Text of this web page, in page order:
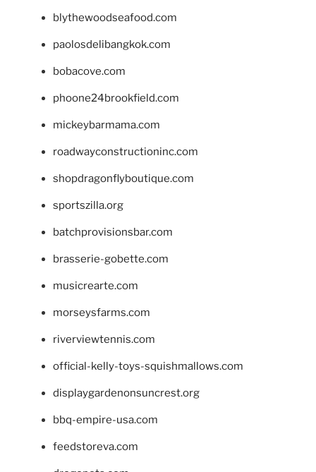
blythewoodseafood.com
paolosdelibangkok.com
bobacove.com
phoone24brookfield.com
mickeybarmama.com
roadwayconstructioninc.com
shopdragonflyboutique.com
sportszilla.org
batchprovisionsbar.com
brasserie-gobette.com
musicrearte.com
morseysfarms.com
riverviewtennis.com
official-kelly-toys-squishmallows.com
displaygardenonsuncrest.org
bbq-empire-usa.com
feedstoreva.com